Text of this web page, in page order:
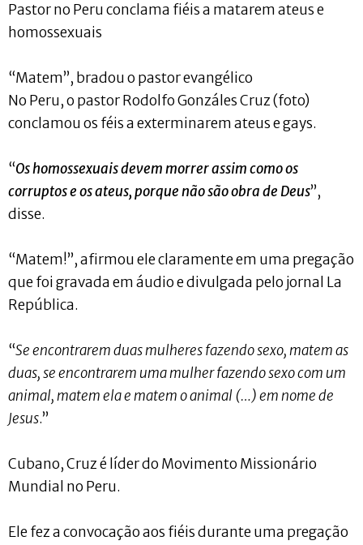
Pastor no Peru conclama fiéis a matarem ateus e
homossexuais
“Matem”, bradou o pastor evangélico
No Peru, o pastor Rodolfo Gonzáles Cruz (foto)
conclamou os féis a exterminarem ateus e gays.
“Os homossexuais devem morrer assim como os
corruptos e os ateus, porque não são obra de Deus”,
disse.
“Matem!”, afirmou ele claramente em uma pregação
que foi gravada em áudio e divulgada pelo jornal La
República.
“Se encontrarem duas mulheres fazendo sexo, matem as
duas, se encontrarem uma mulher fazendo sexo com um
animal, matem ela e matem o animal (…) em nome de
Jesus.”
Cubano, Cruz é líder do Movimento Missionário
Mundial no Peru.
Ele fez a convocação aos fiéis durante uma pregação